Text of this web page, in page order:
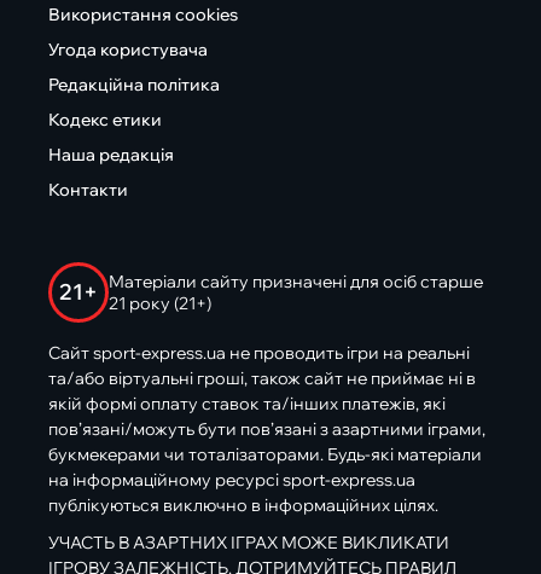
Використання cookies
Угода користувача
Редакційна політика
Кодекс етики
Наша редакція
Контакти
21+
Матеріали сайту призначені для осіб старше
21 року (21+)
Сайт sport-express.ua не проводить ігри на реальні
та/або віртуальні гроші, також сайт не приймає ні в
якій формі оплату ставок та/інших платежів, які
пов’язані/можуть бути пов’язані з азартними іграми,
букмекерами чи тоталізаторами. Будь-які матеріали
на інформаційному ресурсі sport-express.ua
публікуються виключно в інформаційних цілях.
УЧАСТЬ В АЗАРТНИХ ІГРАХ МОЖЕ ВИКЛИКАТИ
ІГРОВУ ЗАЛЕЖНІСТЬ. ДОТРИМУЙТЕСЬ ПРАВИЛ